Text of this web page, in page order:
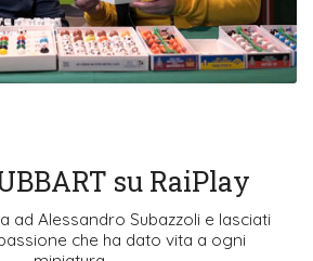
su RaiPlay
ad Alessandro Subazzoli e lasciati
che ha dato vita a ogni